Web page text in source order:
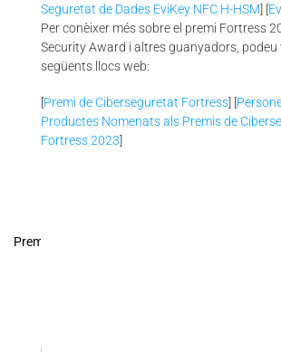
Seguretat de Dades EviKey NFC H-HSM] [
Per conèixer més sobre el premi Fortress
Security Award i altres guanyadors, podeu
següents llocs web:
[Premi de Ciberseguretat Fortress] [
Productes Nomenats als Premis de
Fortress 2023]
Premsa Nacional d’Andorra